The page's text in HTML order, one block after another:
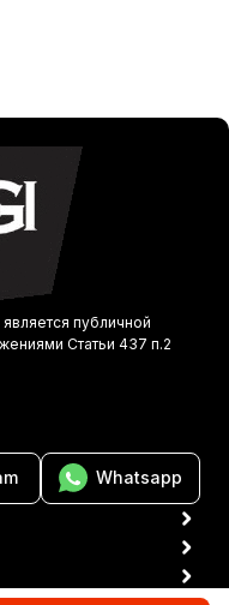
публичной
Статьи 437 п.2
Whatsapp